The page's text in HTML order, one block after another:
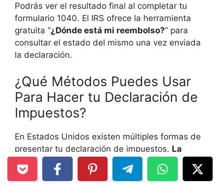
Podrás ver el resultado final al completar tu
formulario 1040. El IRS ofrece la herramienta
gratuita “¿Dónde está mi reembolso?” para
consultar el estado del mismo una vez enviada
la declaración.
¿Qué Métodos Puedes Usar
Para Hacer tu Declaración de
Impuestos?
En Estados Unidos existen múltiples formas de
presentar tu declaración de impuestos. La
mejor opción depende de tu nivel de ingresos,
el tipo de empleo, tu conocimiento del